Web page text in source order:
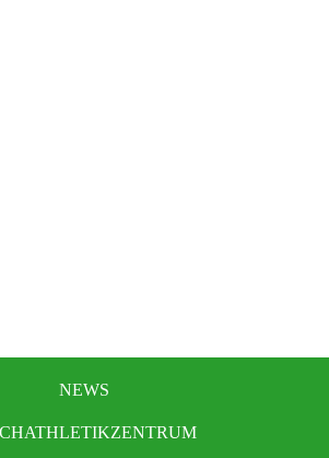
NEWS